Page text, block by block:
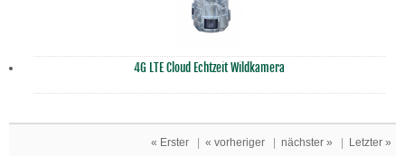
4G LTE Cloud Echtzeit Wildkamera
« Erster | « vorheriger | nächster » | Letzter »